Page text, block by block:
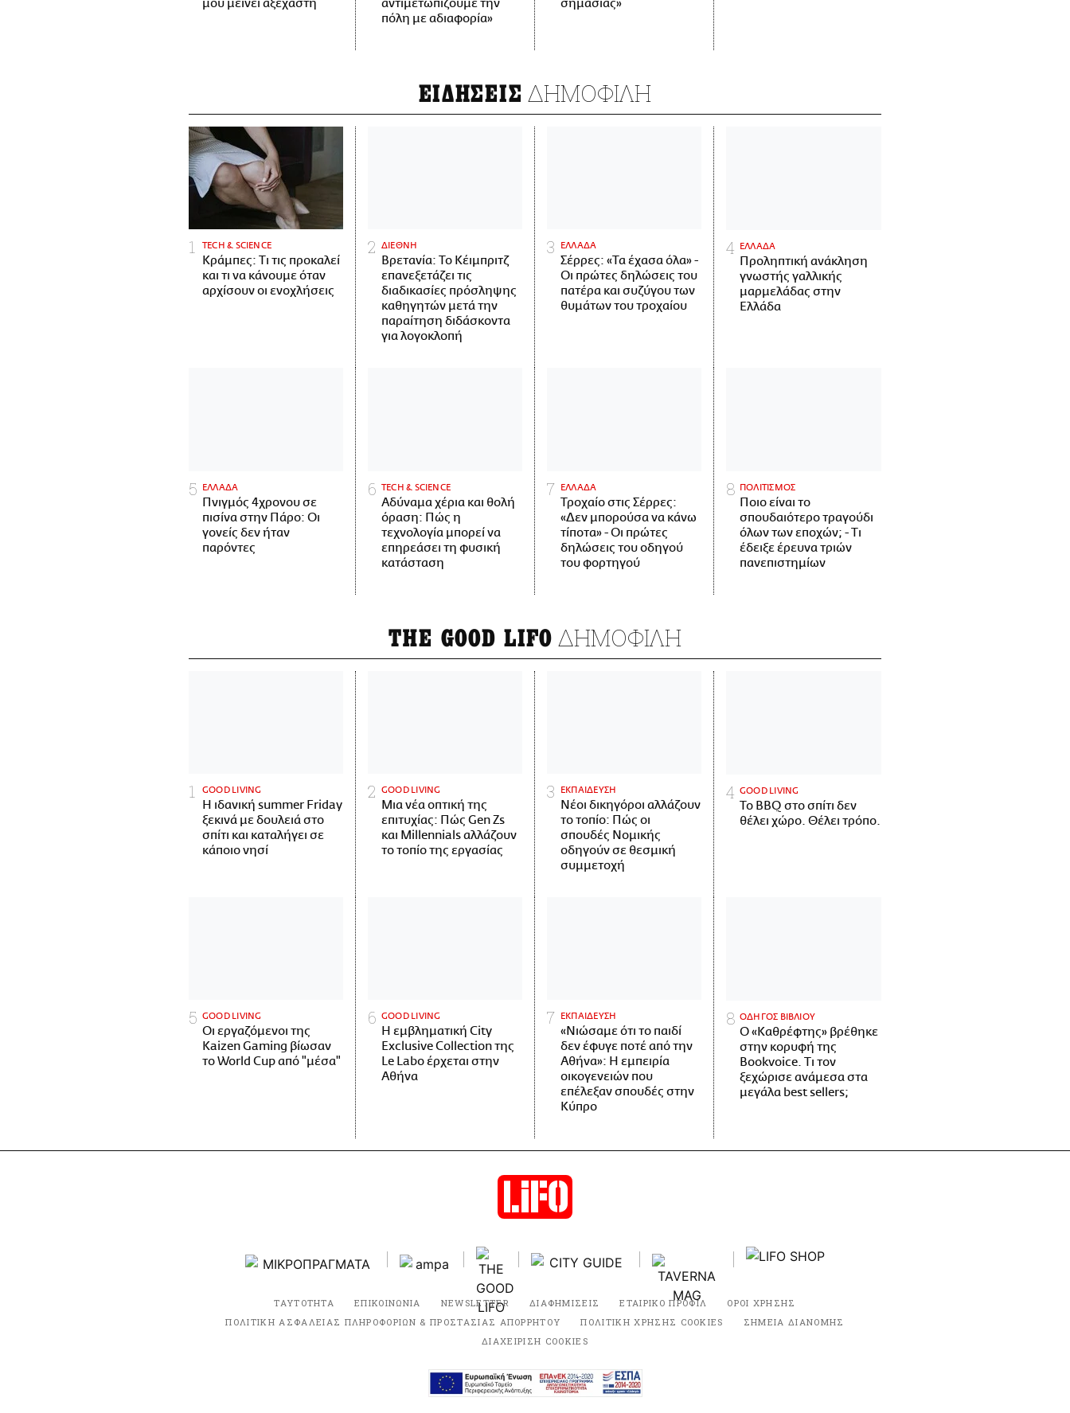
μου μείνει αξέχαστη
αντιμετωπίζουμε την
πόλη με αδιαφορία»
σημασίας»
ΕΙΔΗΣΕΙΣ ΔΗΜΟΦΙΛΗ
ΤECH & SCIENCE
Κράμπες: Τι τις προκαλεί
και τι να κάνουμε όταν
αρχίσουν οι ενοχλήσεις
ΔΙΕΘΝΗ
Βρετανία: Το Κέιμπριτζ
επανεξετάζει τις
διαδικασίες πρόσληψης
καθηγητών μετά την
παραίτηση διδάσκοντα
για λογοκλοπή
ΕΛΛΑΔΑ
Σέρρες: «Τα έχασα όλα» -
Οι πρώτες δηλώσεις του
πατέρα και συζύγου των
θυμάτων του τροχαίου
ΕΛΛΑΔΑ
Προληπτική ανάκληση
γνωστής γαλλικής
μαρμελάδας στην
Ελλάδα
ΕΛΛΑΔΑ
Πνιγμός 4χρονου σε
πισίνα στην Πάρο: Οι
γονείς δεν ήταν
παρόντες
ΤECH & SCIENCE
Αδύναμα χέρια και θολή
όραση: Πώς η
τεχνολογία μπορεί να
επηρεάσει τη φυσική
κατάσταση
ΕΛΛΑΔΑ
Τροχαίο στις Σέρρες:
«Δεν μπορούσα να κάνω
τίποτα» - Οι πρώτες
δηλώσεις του οδηγού
του φορτηγού
ΠΟΛΙΤΙΣΜΟΣ
Ποιο είναι το
σπουδαιότερο τραγούδι
όλων των εποχών; - Τι
έδειξε έρευνα τριών
πανεπιστημίων
THE GOOD LIFO ΔΗΜΟΦΙΛΗ
GOOD LIVING
Η ιδανική summer Friday
ξεκινά με δουλειά στο
σπίτι και καταλήγει σε
κάποιο νησί
GOOD LIVING
Μια νέα οπτική της
επιτυχίας: Πώς Gen Zs
και Millennials αλλάζουν
το τοπίο της εργασίας
ΕΚΠΑΙΔΕΥΣΗ
Νέοι δικηγόροι αλλάζουν
το τοπίο: Πώς οι
σπουδές Νομικής
οδηγούν σε θεσμική
συμμετοχή
GOOD LIVING
Το BBQ στο σπίτι δεν
θέλει χώρο. Θέλει τρόπο.
GOOD LIVING
Οι εργαζόμενοι της
Kaizen Gaming βίωσαν
το World Cup από "μέσα"
GOOD LIVING
Η εμβληματική City
Exclusive Collection της
Le Labo έρχεται στην
Αθήνα
ΕΚΠΑΙΔΕΥΣΗ
«Νιώσαμε ότι το παιδί
δεν έφυγε ποτέ από την
Αθήνα»: Η εμπειρία
οικογενειών που
επέλεξαν σπουδές στην
Κύπρο
ΟΔΗΓΟΣ ΒΙΒΛΙΟΥ
Ο «Καθρέφτης» βρέθηκε
στην κορυφή της
Bookvoice. Τι τον
ξεχώρισε ανάμεσα στα
μεγάλα best sellers;
ΤΑΥΤΟΤΗΤΑ ΕΠΙΚΟΙΝΩΝΙΑ NEWSLETTER ΔΙΑΦΗΜΙΣΕΙΣ ΕΤΑΙΡΙΚΟ ΠΡΟΦΙΛ
ΟΡΟΙ ΧΡΗΣΗΣ
ΠΟΛΙΤΙΚΗ ΑΣΦΑΛΕΙΑΣ ΠΛΗΡΟΦΟΡΙΩΝ & ΠΡΟΣΤΑΣΙΑΣ ΑΠΟΡΡΗΤΟΥ
ΠΟΛΙΤΙΚΗ ΧΡΗΣΗΣ COOKIES
ΣΗΜΕΙΑ ΔΙΑΝΟΜΗΣ
ΔΙΑΧΕΙΡΙΣΗ COOKIES